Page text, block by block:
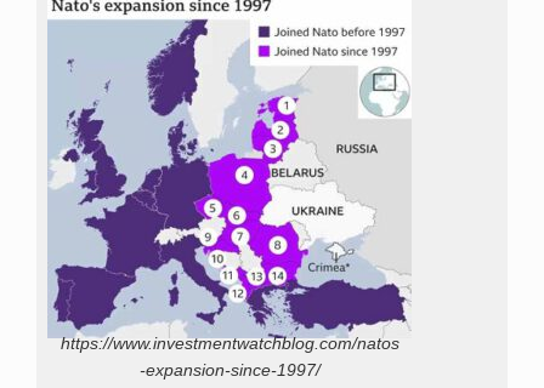
https://www.investmentwatchblog.com/natos
-expansion-since-1997/